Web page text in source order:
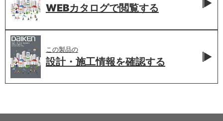
WEBカタログで閲覧する
この製品の
設計・施工情報を確認する